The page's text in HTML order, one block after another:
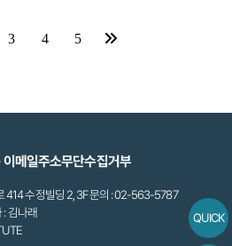
3 4 5
이메일주소무단수집거부
414 수정빌딩 2, 3F 문의 : 02-563-5787
김나래
QUICK